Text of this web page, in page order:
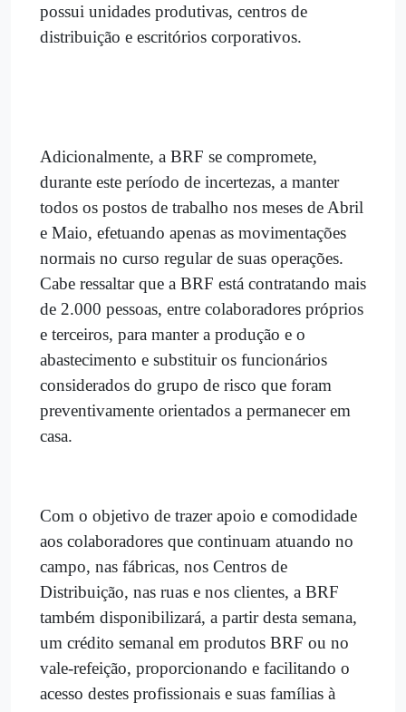
possui unidades produtivas, centros de
distribuição e escritórios corporativos.
Adicionalmente, a BRF se compromete,
durante este período de incertezas, a manter
todos os postos de trabalho nos meses de Abril
e Maio, efetuando apenas as movimentações
normais no curso regular de suas operações.
Cabe ressaltar que a BRF está contratando mais
de 2.000 pessoas, entre colaboradores próprios
e terceiros, para manter a produção e o
abastecimento e substituir os funcionários
considerados do grupo de risco que foram
preventivamente orientados a permanecer em
casa.
Com o objetivo de trazer apoio e comodidade
aos colaboradores que continuam atuando no
campo, nas fábricas, nos Centros de
Distribuição, nas ruas e nos clientes, a BRF
também disponibilizará, a partir desta semana,
um crédito semanal em produtos BRF ou no
vale-refeição, proporcionando e facilitando o
acesso destes profissionais e suas famílias à